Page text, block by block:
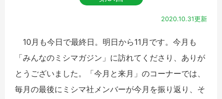
2020.10.31更新
10月も今日で最終日。明日から11月です。今月も
「みんなのミシマガジン」に訪れてくださり、ありが
とうございました。「今月と来月」のコーナーでは、
毎月の最後にミシマ社メンバーが今月を振り返り、そ